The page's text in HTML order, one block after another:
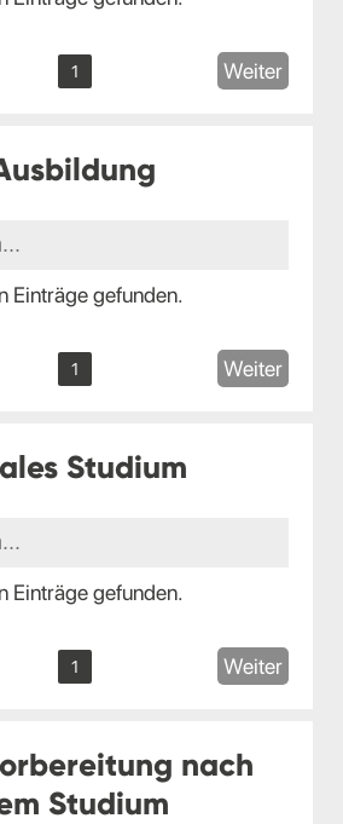
1 Weiter
Einträge gefunden.
1 Weiter
Studium
Einträge gefunden.
1 Weiter
nach
Studium